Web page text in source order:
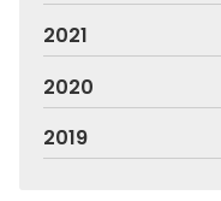
2021
2020
2019